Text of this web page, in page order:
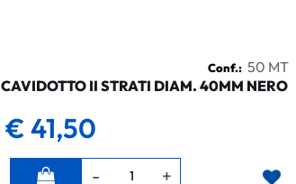
Conf.: 50 MT
CAVIDOTTO II STRATI DIAM. 40MM NERO
€ 41,50
Quantità